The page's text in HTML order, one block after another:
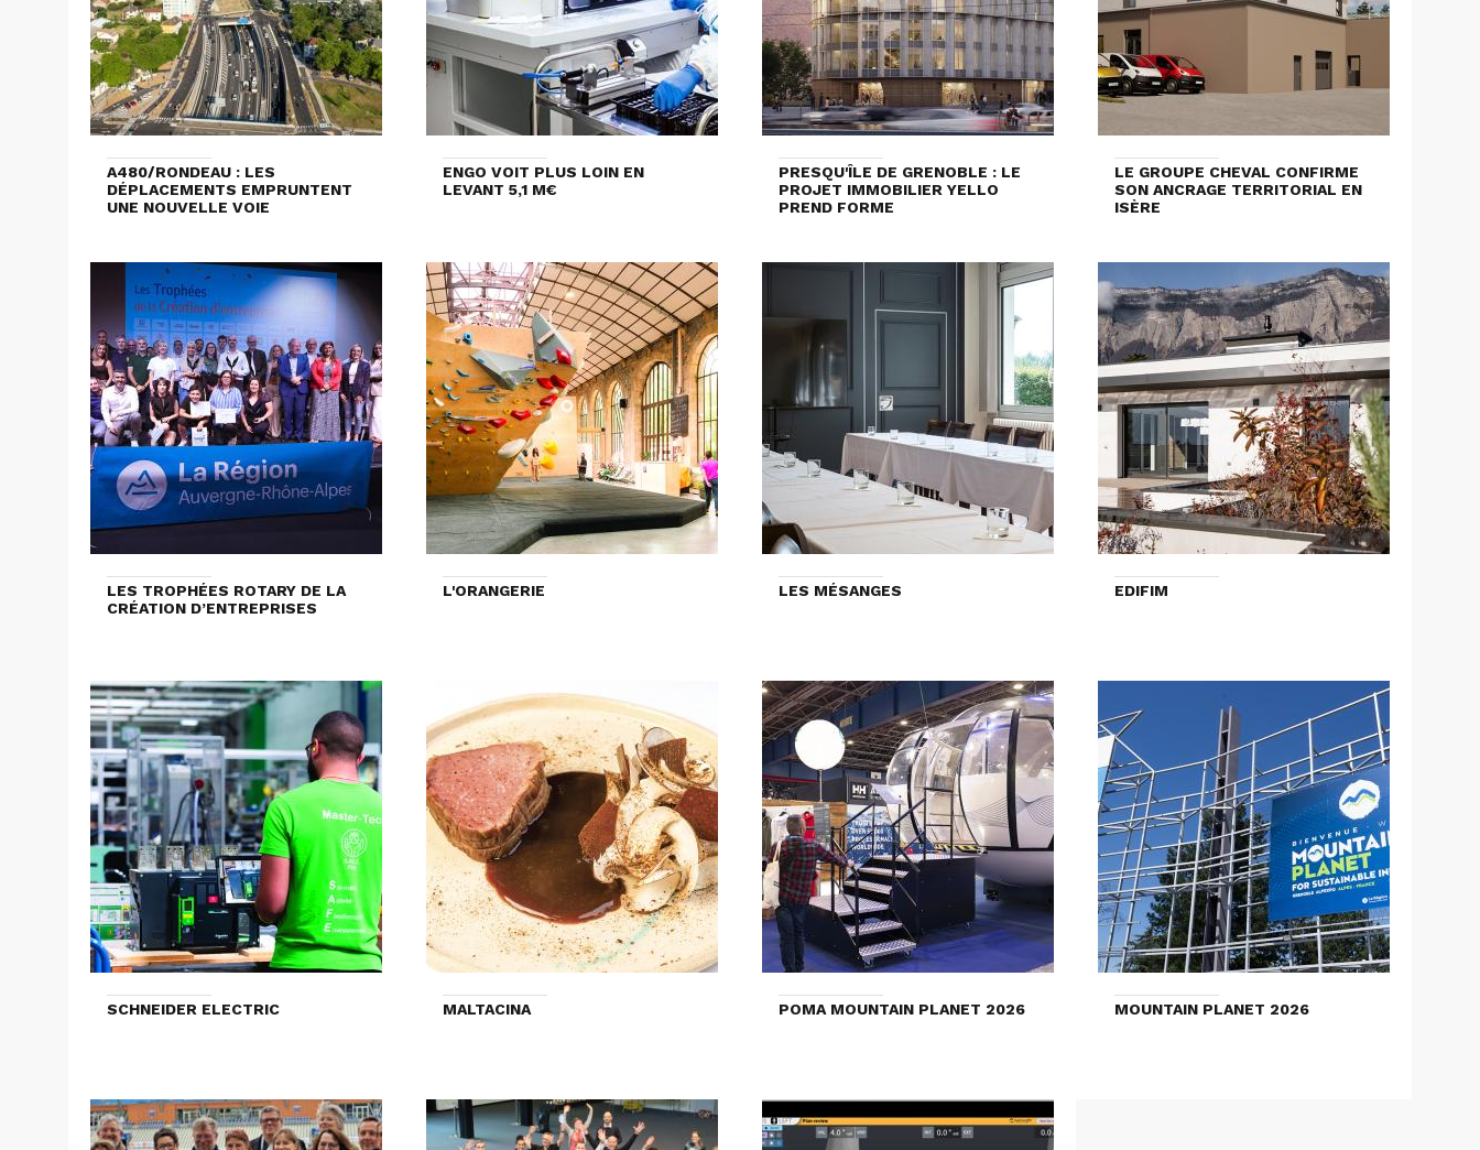
A480/RONDEAU : LES
DÉPLACEMENTS EMPRUNTENT
UNE NOUVELLE VOIE
ENGO VOIT PLUS LOIN EN
LEVANT 5,1 M€
PRESQU'ÎLE DE GRENOBLE : LE
PROJET IMMOBILIER YELLO
PREND FORME
LE GROUPE CHEVAL CONFIRME
SON ANCRAGE TERRITORIAL EN
ISÈRE
LES TROPHÉES ROTARY DE LA
CRÉATION D’ENTREPRISES
L'ORANGERIE LES MÉSANGES EDIFIM
SCHNEIDER ELECTRIC MALTACINA POMA MOUNTAIN PLANET 2026 MOUNTAIN PLANET 2026